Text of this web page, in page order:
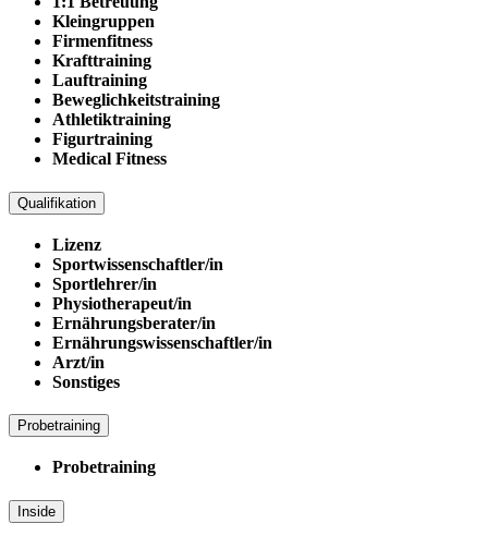
Kleingruppen
Firmenfitness
Krafttraining
Lauftraining
Beweglichkeitstraining
Athletiktraining
Figurtraining
Medical Fitness
Qualifikation
Lizenz
Sportwissenschaftler/in
Sportlehrer/in
Physiotherapeut/in
Ernährungsberater/in
Ernährungswissenschaftler/in
Arzt/in
Sonstiges
Probetraining
Probetraining
Inside